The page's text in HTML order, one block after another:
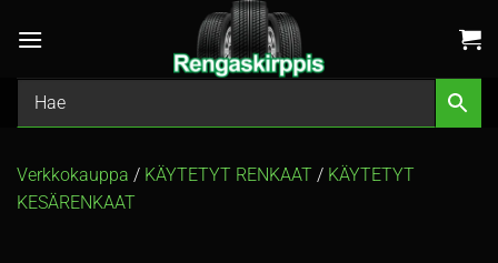
Verkkokauppa / KÄYTETYT RENKAAT / KÄYTETYT
KESÄRENKAAT